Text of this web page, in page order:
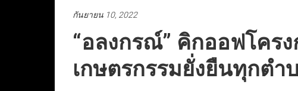
กันยายน 10, 2022
“อลงกรณ์” คิกออฟโคร
เกษตรกรรมยั่งยืนทุกตำ